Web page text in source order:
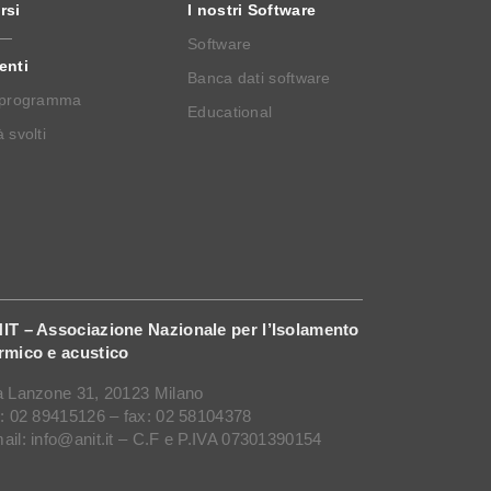
svolti
I nostri Software
Software
Banca dati software
Educational
– Associazione Nazionale per l’Isolamento
e acustico
Lanzone 31, 20123 Milano
02 89415126 – fax: 02 58104378
info@anit.it – C.F e P.IVA 07301390154